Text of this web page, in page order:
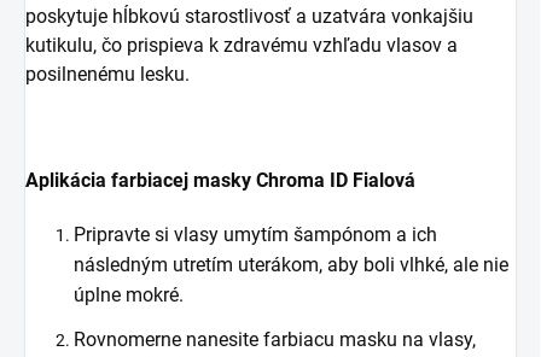
poskytuje hĺbkovú starostlivosť a uzatvára vonkajšiu
kutikulu, čo prispieva k zdravému vzhľadu vlasov a
posilnenému lesku.
Aplikácia farbiacej masky Chroma ID Fialová
Pripravte si vlasy umytím šampónom a ich
následným utretím uterákom, aby boli vlhké, ale nie
úplne mokré.
Rovnomerne nanesite farbiacu masku na vlasy,